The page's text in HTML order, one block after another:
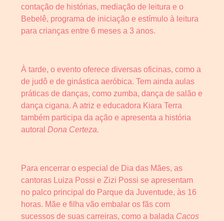
contação de histórias, mediação de leitura e o
Bebelê, programa de iniciação e estímulo à leitura
para crianças entre 6 meses a 3 anos.
À tarde, o evento oferece diversas oficinas, como a
de judô e de ginástica aeróbica. Tem ainda aulas
práticas de danças, como zumba, dança de salão e
dança cigana. A atriz e educadora Kiara Terra
também participa da ação e apresenta a história
autoral Dona Certeza.
Para encerrar o especial de Dia das Mães, as
cantoras Luiza Possi e Zizi Possi se apresentam
no palco principal do Parque da Juventude, às 16
horas. Mãe e filha vão embalar os fãs com
sucessos de suas carreiras, como a balada Cacos